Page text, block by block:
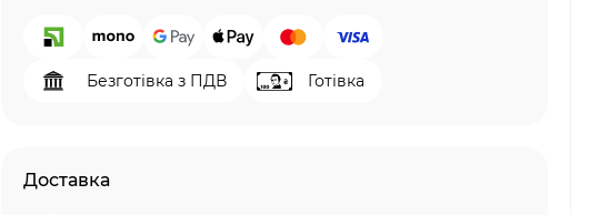
Безготівка з ПДВ Готівка
Доставка